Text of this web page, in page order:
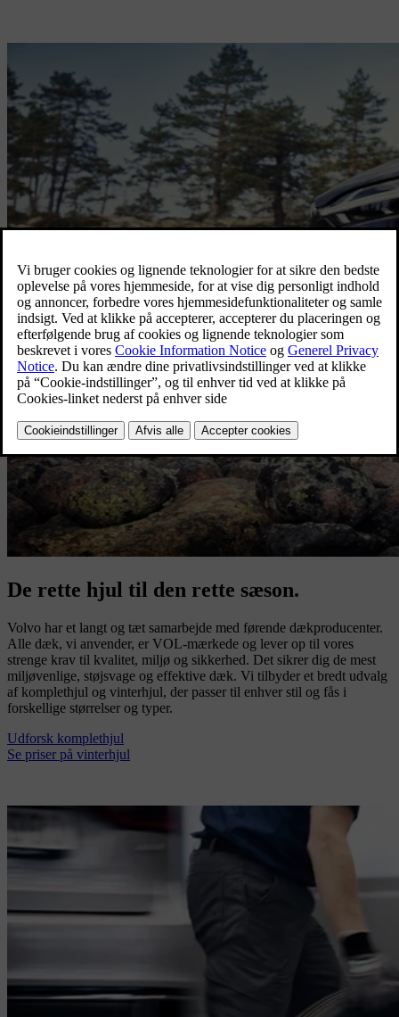
De rette hjul til den rette sæson.
Volvo har et langt og tæt samarbejde med førende dækproducenter.
Alle dæk, vi anvender, er VOL-mærkede og lever op til vores
strenge krav til kvalitet, miljø og sikkerhed. Det sikrer dig de mest
miljøvenlige, støjsvage og effektive dæk. Vi tilbyder et bredt udvalg
af komplethjul og vinterhjul, der passer til enhver stil og fås i
forskellige størrelser og typer.
Udforsk komplethjul
Se priser på vinterhjul